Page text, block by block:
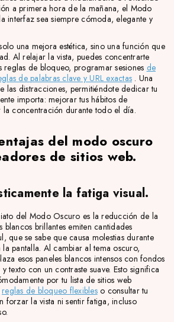
a primera hora de la mañana, el Modo
interfaz sea siempre cómoda, elegante y
una mejora estética, sino una función que
Al relajar la vista, puedes concentrarte
de bloqueo, programar sesiones de
de palabras clave y URL exactas . Una
las distracciones, permitiéndote dedicar tu
importa: mejorar tus hábitos de
la concentración durante todo el día.
del modo oscuro
de sitios web.
la fatiga visual.
del Modo Oscuro es la reducción de la
blancos brillantes emiten cantidades
que se sabe que causa molestias durante
la pantalla. Al cambiar al tema oscuro,
esos paneles blancos intensos con fondos
texto con un contraste suave. Esto significa
por tu lista de sitios web
reglas de bloqueo flexibleso consultar tu
forzar la vista ni sentir fatiga, incluso